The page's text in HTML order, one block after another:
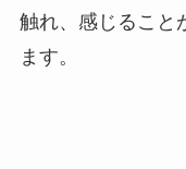
触れ、感じること
ます。